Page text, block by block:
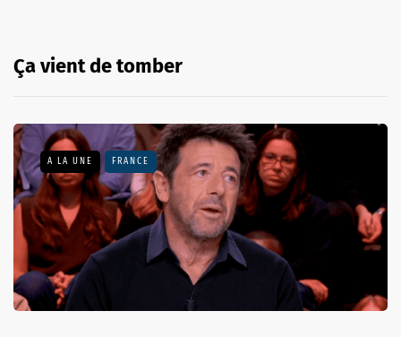
Ça vient de tomber
A LA UNE FRANCE